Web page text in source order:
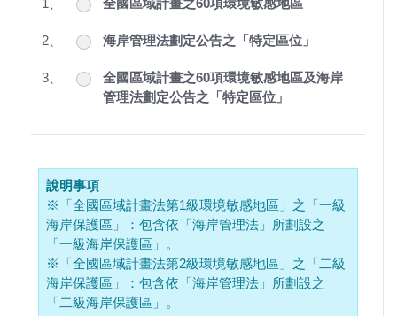
1、 全國區域計畫之60項環境敏感地區
2、 海岸管理法劃定公告之「特定區位」
3、
全國區域計畫之60項環境敏感地區及海岸
管理法劃定公告之「特定區位」
說明事項
※「全國區域計畫法第1級環境敏感地區」之「一級
海岸保護區」：包含依「海岸管理法」所劃設之
「一級海岸保護區」。
※「全國區域計畫法第2級環境敏感地區」之「二級
海岸保護區」：包含依「海岸管理法」所劃設之
「二級海岸保護區」。